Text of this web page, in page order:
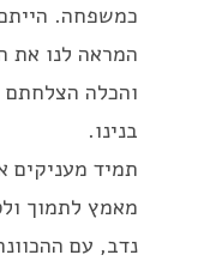
כמשפחה. הייתם
המראה לנו את
והכלה הצלחתם
בנינו.
תמיד מעניקים
מאמץ לתמוך
נדב, עם